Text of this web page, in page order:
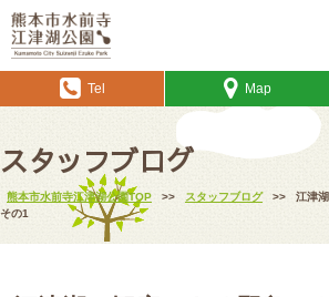
Tel Map
スタッフブログ
熊本市水前寺江津湖公園TOP >> スタッフブログ >>
江津
その1